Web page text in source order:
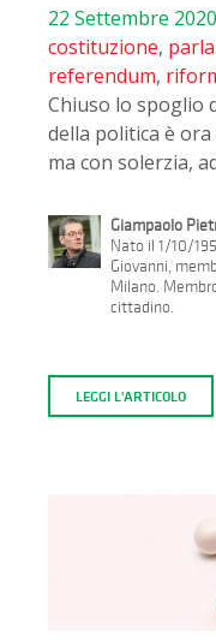
22 Settembre 2020
costituzione,
referendum,
Chiuso lo spoglio
della politica è
ma con solerzia,
Giampaolo
Nato il 1/10/
Giovanni,
Milano.
cittadino.
LEGGI L'ARTICOLO